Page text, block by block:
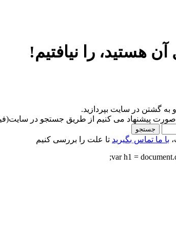
هستید، را نیافتیم!
و به گشتن در سایت بپردازید.
پیشنهاد می کنیم از طریق جستجو در
جستجو
با ما تماس بگیرید تا علت را بررسی کنیم
var h1 =